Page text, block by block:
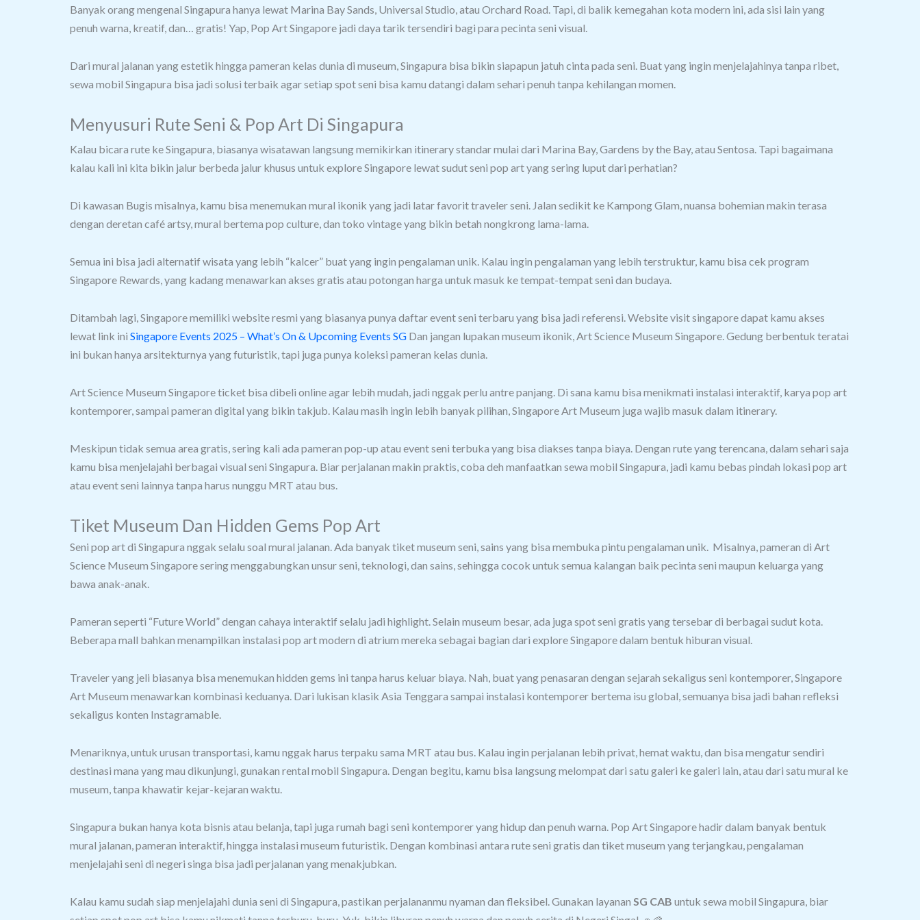
Banyak orang mengenal Singapura hanya lewat Marina Bay Sands, Universal Studio, atau Orchard Road. Tapi, di balik kemegahan kota modern ini, ada sisi lain yang
penuh warna, kreatif, dan… gratis! Yap, Pop Art Singapore jadi daya tarik tersendiri bagi para pecinta seni visual.
Dari mural jalanan yang estetik hingga pameran kelas dunia di museum, Singapura bisa bikin siapapun jatuh cinta pada seni. Buat yang ingin menjelajahinya tanpa ribet,
sewa mobil Singapura bisa jadi solusi terbaik agar setiap spot seni bisa kamu datangi dalam sehari penuh tanpa kehilangan momen.
Menyusuri Rute Seni & Pop Art Di Singapura
Kalau bicara rute ke Singapura, biasanya wisatawan langsung memikirkan itinerary standar mulai dari Marina Bay, Gardens by the Bay, atau Sentosa. Tapi bagaimana
kalau kali ini kita bikin jalur berbeda jalur khusus untuk explore Singapore lewat sudut seni pop art yang sering luput dari perhatian?
Di kawasan Bugis misalnya, kamu bisa menemukan mural ikonik yang jadi latar favorit traveler seni. Jalan sedikit ke Kampong Glam, nuansa bohemian makin terasa
dengan deretan café artsy, mural bertema pop culture, dan toko vintage yang bikin betah nongkrong lama-lama.
Semua ini bisa jadi alternatif wisata yang lebih “kalcer” buat yang ingin pengalaman unik. Kalau ingin pengalaman yang lebih terstruktur, kamu bisa cek program
Singapore Rewards, yang kadang menawarkan akses gratis atau potongan harga untuk masuk ke tempat-tempat seni dan budaya.
Ditambah lagi, Singapore memiliki website resmi yang biasanya punya daftar event seni terbaru yang bisa jadi referensi. Website visit singapore dapat kamu akses
lewat link ini Singapore Events 2025 – What’s On & Upcoming Events SG Dan jangan lupakan museum ikonik, Art Science Museum Singapore. Gedung berbentuk teratai
ini bukan hanya arsitekturnya yang futuristik, tapi juga punya koleksi pameran kelas dunia.
Art Science Museum Singapore ticket bisa dibeli online agar lebih mudah, jadi nggak perlu antre panjang. Di sana kamu bisa menikmati instalasi interaktif, karya pop art
kontemporer, sampai pameran digital yang bikin takjub. Kalau masih ingin lebih banyak pilihan, Singapore Art Museum juga wajib masuk dalam itinerary.
Meskipun tidak semua area gratis, sering kali ada pameran pop-up atau event seni terbuka yang bisa diakses tanpa biaya. Dengan rute yang terencana, dalam sehari saja
kamu bisa menjelajahi berbagai visual seni Singapura. Biar perjalanan makin praktis, coba deh manfaatkan sewa mobil Singapura, jadi kamu bebas pindah lokasi pop art
atau event seni lainnya tanpa harus nunggu MRT atau bus.
Tiket Museum Dan Hidden Gems Pop Art
Seni pop art di Singapura nggak selalu soal mural jalanan. Ada banyak tiket museum seni, sains yang bisa membuka pintu pengalaman unik. Misalnya, pameran di Art
Science Museum Singapore sering menggabungkan unsur seni, teknologi, dan sains, sehingga cocok untuk semua kalangan baik pecinta seni maupun keluarga yang
bawa anak-anak.
Pameran seperti “Future World” dengan cahaya interaktif selalu jadi highlight.Selain museum besar, ada juga spot seni gratis yang tersebar di berbagai sudut kota.
Beberapa mall bahkan menampilkan instalasi pop art modern di atrium mereka sebagai bagian dari explore Singapore dalam bentuk hiburan visual.
Traveler yang jeli biasanya bisa menemukan hidden gems ini tanpa harus keluar biaya. Nah, buat yang penasaran dengan sejarah sekaligus seni kontemporer, Singapore
Art Museum menawarkan kombinasi keduanya. Dari lukisan klasik Asia Tenggara sampai instalasi kontemporer bertema isu global, semuanya bisa jadi bahan refleksi
sekaligus konten Instagramable.
Menariknya, untuk urusan transportasi, kamu nggak harus terpaku sama MRT atau bus. Kalau ingin perjalanan lebih privat, hemat waktu, dan bisa mengatur sendiri
destinasi mana yang mau dikunjungi, gunakan rental mobil Singapura. Dengan begitu, kamu bisa langsung melompat dari satu galeri ke galeri lain, atau dari satu mural ke
museum, tanpa khawatir kejar-kejaran waktu.
Singapura bukan hanya kota bisnis atau belanja, tapi juga rumah bagi seni kontemporer yang hidup dan penuh warna. Pop Art Singapore hadir dalam banyak bentuk
mural jalanan, pameran interaktif, hingga instalasi museum futuristik. Dengan kombinasi antara rute seni gratis dan tiket museum yang terjangkau, pengalaman
menjelajahi seni di negeri singa bisa jadi perjalanan yang menakjubkan.
Kalau kamu sudah siap menjelajahi dunia seni di Singapura, pastikan perjalananmu nyaman dan fleksibel. Gunakan layanan SG CAB untuk sewa mobil Singapura, biar